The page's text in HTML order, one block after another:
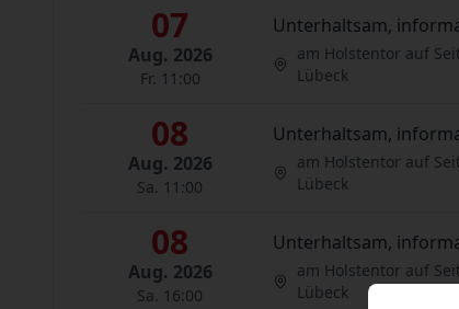
07
Aug. 2026
Fr. 11:00
Unterhaltsam,
am Holstentor auf
Lübeck
08
Aug. 2026
Sa. 11:00
Unterhaltsam,
am Holstentor auf
Lübeck
08
Aug. 2026
Sa. 16:00
Unterhaltsam,
am Holstentor auf
Lübeck